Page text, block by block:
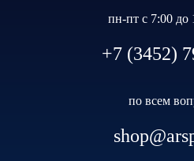
пн-пт с 7:00 до
+7 (3452)
по всем